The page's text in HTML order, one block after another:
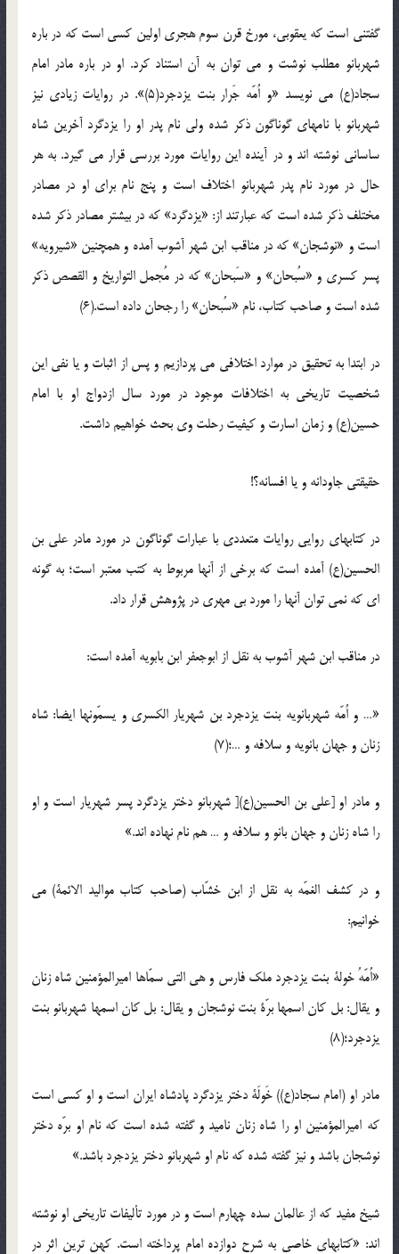
گفتنی است که یعقوبی، مورخ قرن سوم هجری اولین کسی است که در باره
شهربانو مطلب نوشت و می توان به آن استناد کرد. او در باره مادر امام
سجاد(ع) می نویسد «و اُمّه جَرار بنت یزدجرد(5)». در روایات زیادی نیز
شهربانو با نامهای گوناگون ذکر شده ولی نام پدر او را یزدگرد آخرین شاه
ساسانی نوشته اند و در آینده این روایات مورد بررسی قرار می گیرد. به هر
حال در مورد نام پدر شهربانو اختلاف است و پنج نام برای او در مصادر
مختلف ذکر شده است که عبارتند از: «یزدگرد» که در بیشتر مصادر ذکر شده
است و «نوشجان» که در مناقب ابن شهر آشوب آمده و همچنین «شیرویه»
پسر کسری و «سُبحان» و «سَبحان» که در مُجمل التواریخ و القصص ذکر
شده است و صاحب کتاب، نام «سُبحان» را رجحان داده است.(6)
در ابتدا به تحقیق در موارد اختلافی می پردازیم و پس از اثبات و یا نفی این
شخصیت تاریخی به اختلافات موجود در مورد سال ازدواج او با امام
حسین(ع) و زمان اسارت و کیفیت رحلت وی بحث خواهیم داشت.
حقیقتی جاودانه و یا افسانه؟!
در کتابهای روایی روایات متعددی با عبارات گوناگون در مورد مادر علی بن
الحسین(ع) آمده است که برخی از آنها مربوط به کتب معتبر است؛ به گونه
ای که نمی توان آنها را مورد بی مهری در پژوهش قرار داد.
در مناقب ابن شهر آشوب به نقل از ابوجعفر ابن بابویه آمده است:
«… و اُمّه شهربانویه بنت یزدجرد بن شهریار الکسری و یسمّونها ایضا: شاه
زنان و جهان بانویه و سلافه و …؛(7)
و مادر او [علی بن الحسین(ع)[ شهربانو دختر یزدگرد پسر شهریار است و او
را شاه زنان و جهان بانو و سلافه و … هم نام نهاده اند.»
و در کشف الغمّه به نقل از ابن خشّاب (صاحب کتاب موالید الائمة) می
خوانیم:
«اُمّهُ خولة بنت یزدجرد ملک فارس و هی التی سمّاها امیرالمؤمنین شاه زنان
و یقال: بل کان اسمها برّة بنت نوشجان و یقال: بل کان اسمها شهربانو بنت
یزدجرد؛(8)
مادر او (امام سجاد(ع)) خَولَة دختر یزدگرد پادشاه ایران است و او کسی است
که امیرالمؤمنین او را شاه زنان نامید و گفته شده است که نام او برّه دختر
نوشجان باشد و نیز گفته شده که نام او شهربانو دختر یزدجرد باشد.»
شیخ مفید که از عالمان سده چهارم است و در مورد تألیفات تاریخی او نوشته
اند: «کتابهای خاصی به شرح دوازده امام پرداخته است. کهن ترین اثر در